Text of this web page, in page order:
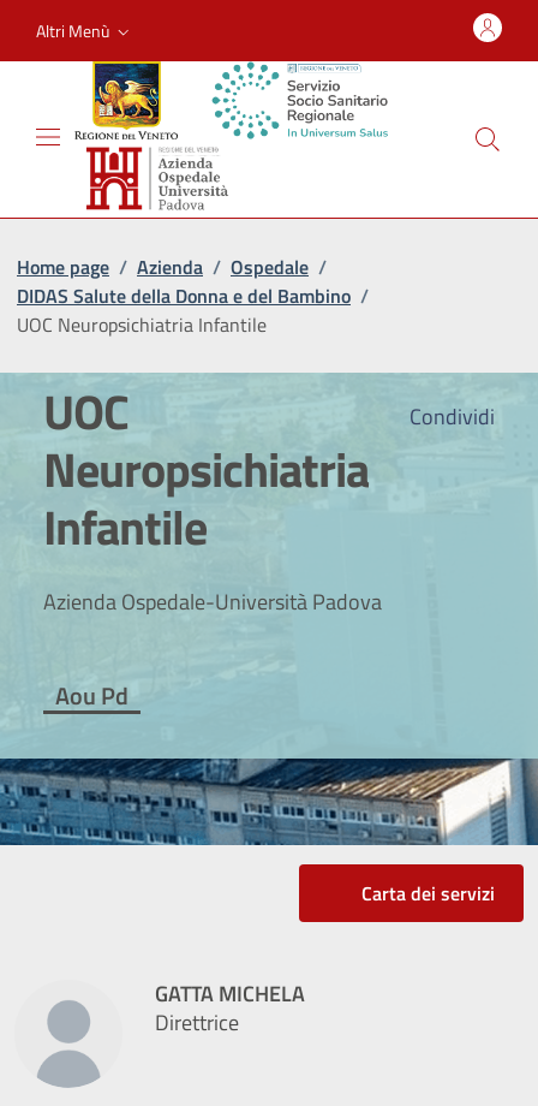
Altri Menù
Home page / Azienda / Ospedale /
DIDAS Salute della Donna e del Bambino /
UOC Neuropsichiatria Infantile
Condividi
UOC
Neuropsichiatria
Infantile
Azienda Ospedale-Università Padova
Aou Pd
Carta dei servizi
GATTA MICHELA
Direttrice